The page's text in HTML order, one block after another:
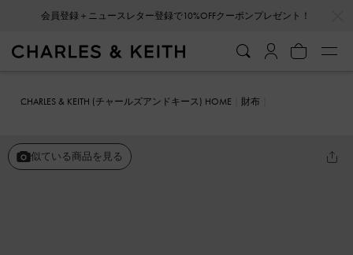
会員登録＋ニュースレター登録で10%OFFクーポンプレゼント！
CHARLES & KEITH (チャールズアンドキース) HOME
財布
似ている商品を見る